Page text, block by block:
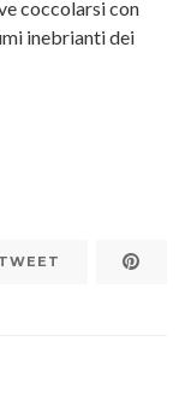
coccolarsi con
inebrianti dei
TWEET